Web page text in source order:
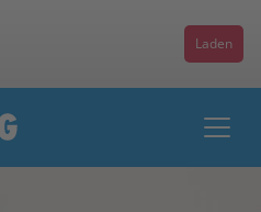
Laden